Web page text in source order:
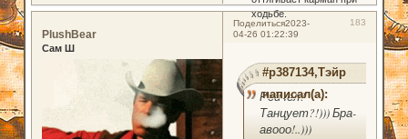
ходьбе.
Поделиться 183
2023-
04-26 01:22:39
PlushBear
Сам Ш
#p387134,Тэйр
написал(а):
Рейчел?
Танцует?!))) Бра-
авооо!..)))